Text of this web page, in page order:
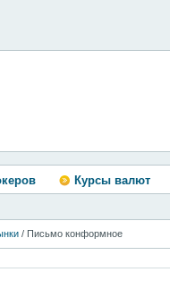
Курсы валют
/ Письмо конформное